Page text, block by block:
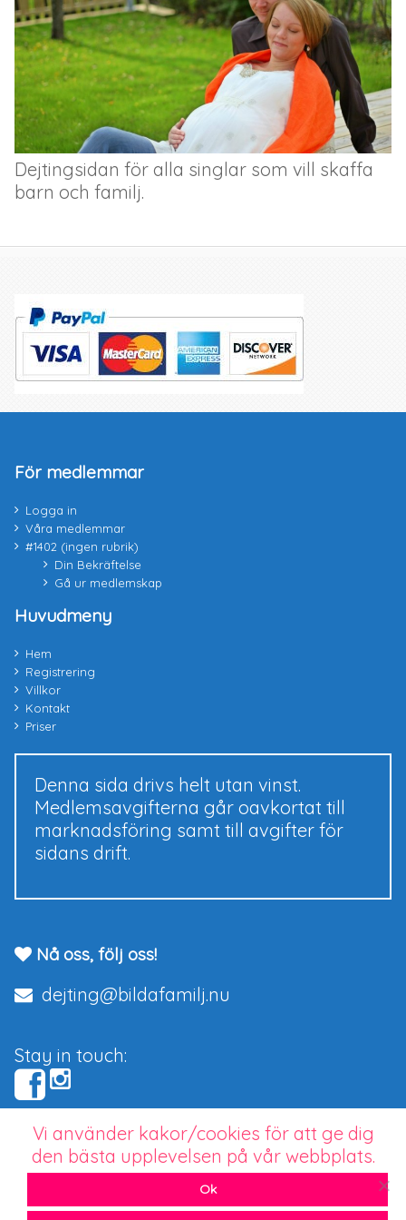
Dejtingsidan för alla singlar som vill skaffa
barn och familj.
För medlemmar
Logga in
Våra medlemmar
#1402 (ingen rubrik)
Din Bekräftelse
Gå ur medlemskap
Huvudmeny
Hem
Registrering
Villkor
Kontakt
Priser
Denna sida drivs helt utan vinst.
Medlemsavgifterna går oavkortat till
marknadsföring samt till avgifter för
sidans drift.
Nå oss, följ oss!
dejting@bildafamilj.nu
Stay in touch:
Copyright © 2026 bildafamilj.nu.
Seriös dejting för barnlängtande singlar
Vi använder kakor/cookies för att ge dig
den bästa upplevelsen på vår webbplats.
Ok